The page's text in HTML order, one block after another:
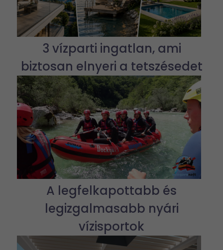
3 vízparti ingatlan, ami
biztosan elnyeri a tetszésedet
A legfelkapottabb és
legizgalmasabb nyári
vízisportok